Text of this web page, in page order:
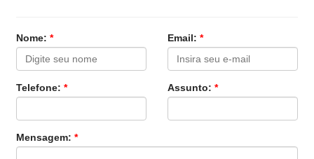
Nome:* Email: *
Telefone:* Assunto: *
Mensagem:*